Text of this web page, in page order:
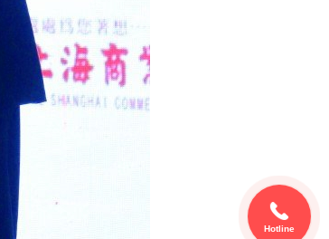
Hotline